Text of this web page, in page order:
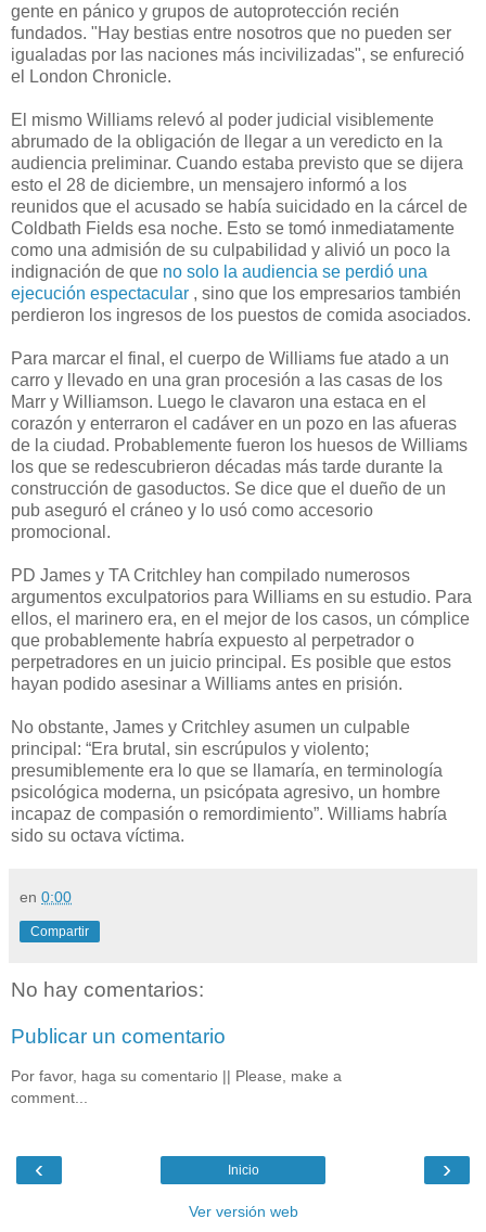
gente en pánico y grupos de autoprotección recién
fundados. "Hay bestias entre nosotros que no pueden ser
igualadas por las naciones más incivilizadas", se enfureció
el London Chronicle.
El mismo Williams relevó al poder judicial visiblemente
abrumado de la obligación de llegar a un veredicto en la
audiencia preliminar. Cuando estaba previsto que se dijera
esto el 28 de diciembre, un mensajero informó a los
reunidos que el acusado se había suicidado en la cárcel de
Coldbath Fields esa noche. Esto se tomó inmediatamente
como una admisión de su culpabilidad y alivió un poco la
indignación de que no solo la audiencia se perdió una
ejecución espectacular , sino que los empresarios también
perdieron los ingresos de los puestos de comida asociados.
Para marcar el final, el cuerpo de Williams fue atado a un
carro y llevado en una gran procesión a las casas de los
Marr y Williamson. Luego le clavaron una estaca en el
corazón y enterraron el cadáver en un pozo en las afueras
de la ciudad. Probablemente fueron los huesos de Williams
los que se redescubrieron décadas más tarde durante la
construcción de gasoductos. Se dice que el dueño de un
pub aseguró el cráneo y lo usó como accesorio
promocional.
PD James y TA Critchley han compilado numerosos
argumentos exculpatorios para Williams en su estudio. Para
ellos, el marinero era, en el mejor de los casos, un cómplice
que probablemente habría expuesto al perpetrador o
perpetradores en un juicio principal. Es posible que estos
hayan podido asesinar a Williams antes en prisión.
No obstante, James y Critchley asumen un culpable
principal: “Era brutal, sin escrúpulos y violento;
presumiblemente era lo que se llamaría, en terminología
psicológica moderna, un psicópata agresivo, un hombre
incapaz de compasión o remordimiento”. Williams habría
sido su octava víctima.
en 0:00
Compartir
No hay comentarios:
Publicar un comentario
Por favor, haga su comentario || Please, make a
comment...
‹ ›
Inicio
Ver versión web